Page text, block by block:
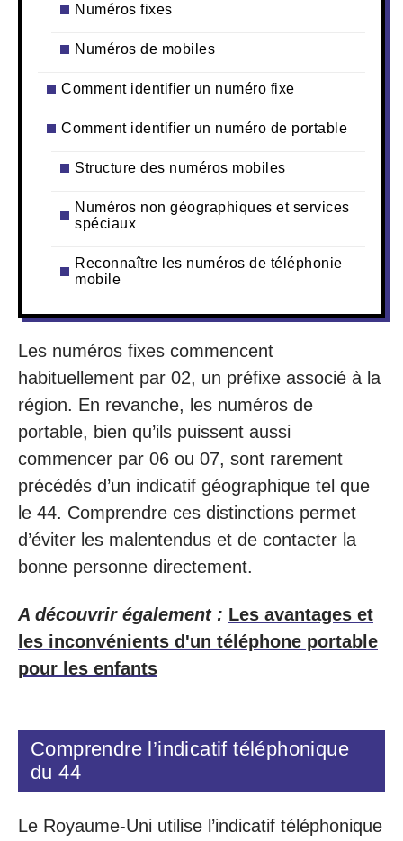
Numéros fixes
Numéros de mobiles
Comment identifier un numéro fixe
Comment identifier un numéro de portable
Structure des numéros mobiles
Numéros non géographiques et services
spéciaux
Reconnaître les numéros de téléphonie
mobile
Les numéros fixes commencent
habituellement par 02, un préfixe associé à la
région. En revanche, les numéros de
portable, bien qu’ils puissent aussi
commencer par 06 ou 07, sont rarement
précédés d’un indicatif géographique tel que
le 44. Comprendre ces distinctions permet
d’éviter les malentendus et de contacter la
bonne personne directement.
A découvrir également : Les avantages et
les inconvénients d'un téléphone portable
pour les enfants
Comprendre l’indicatif téléphonique
du 44
Le Royaume-Uni utilise l’indicatif téléphonique